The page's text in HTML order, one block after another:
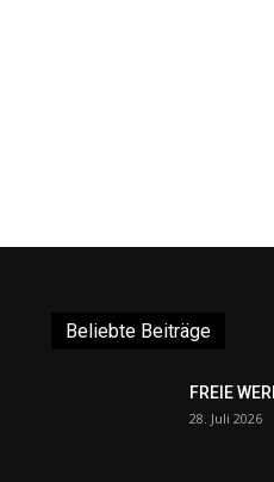
Beliebte Beiträge
FREIE
28. Juli 2026